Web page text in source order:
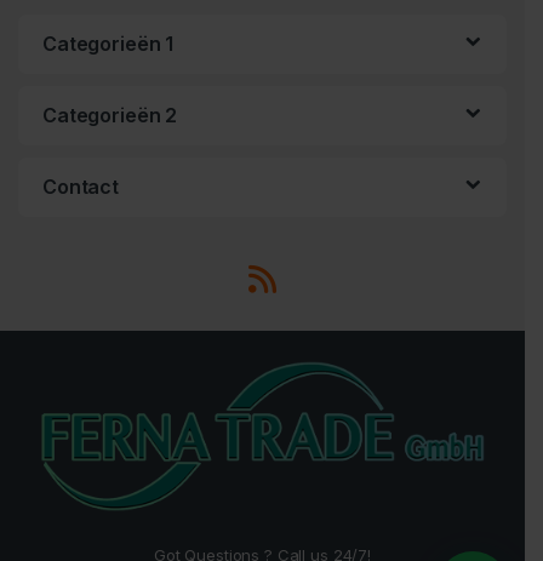
Categorieën 1
Categorieën 2
Contact
Got Questions ? Call us 24/7!